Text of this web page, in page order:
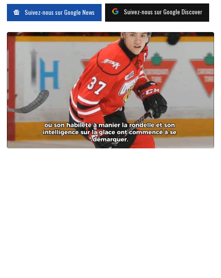
Suivez-nous sur Google News Suivez-nous sur Google Discover